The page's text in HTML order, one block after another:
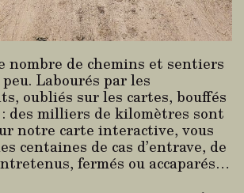
nombre de chemins et sentiers
Labourés par les
oubliés sur les cartes, bouffés
des milliers de kilomètres sont
notre carte interactive, vous
centaines de cas d’entrave, de
fermés ou accaparés…